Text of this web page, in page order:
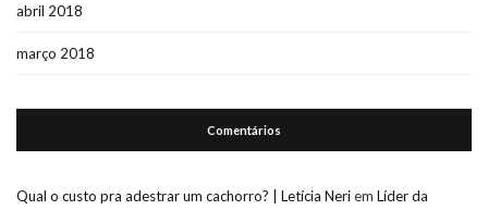
abril 2018
março 2018
Comentários
Qual o custo pra adestrar um cachorro? | Letícia Neriem Líder da